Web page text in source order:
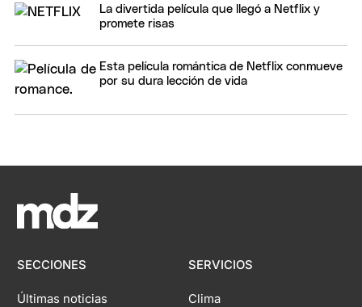
La divertida película que llegó a Netflix y
promete risas
Esta película romántica de Netflix conmueve
por su dura lección de vida
SECCIONES
Últimas noticias
SERVICIOS
Clima